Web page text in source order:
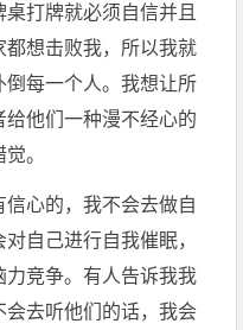
打牌就必须自信并且
都想击败我，所以我就
每一个人。我想让所
他们一种漫不经心的
。
心的，我不会去做自
自己进行自我催眠，
力竞争。有人告诉我我
去听他们的话，我会